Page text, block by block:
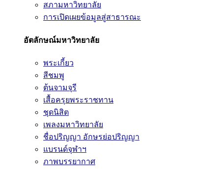
สภามหาวิทยาลัย
การเปิดเผยข้อมูลสู่สาธารณะ
อัตลักษณ์มหาวิทยาลัย
พระเกี้ยว
สีชมพู
ต้นจามจุรี
เสื้อครุยพระราชทาน
ชุดนิสิต
เพลงมหาวิทยาลัย
ชื่อปริญญา อักษรย่อปริญญา
แบรนด์จุฬาฯ
ภาพบรรยากาศ